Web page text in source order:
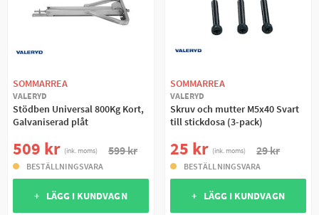
SOMMARREA
VALERYD
Stödben Universal 800Kg Kort,
Galvaniserad plåt
509 kr (ink. moms) 599 kr
BESTÄLLNINGSVARA
+ LÄGG I KUNDVAGN
SOMMARREA
VALERYD
Skruv och mutter M5x40 Svart
till stickdosa (3-pack)
25 kr (ink. moms) 29 kr
BESTÄLLNINGSVARA
+ LÄGG I KUNDVAGN